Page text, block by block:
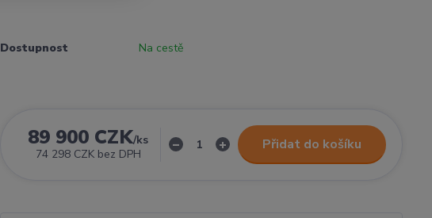
Dostupnost Na cestě
89 900 CZK/ks
74 298 CZK bez DPH
Přidat do košíku